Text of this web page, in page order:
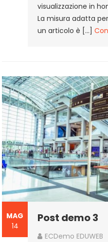
visualizzazione in
La misura adatta
un articolo è […]
MAG
14
Post demo 3
ECDemo EDUWEB